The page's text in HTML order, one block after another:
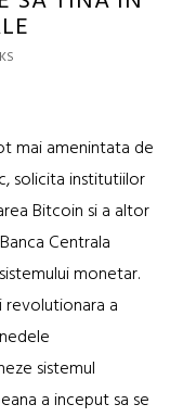
mai amenintata de
solicita institutiilor
Bitcoin si a altor
Centrala
monetar.
a
sistemul
a inceput sa se